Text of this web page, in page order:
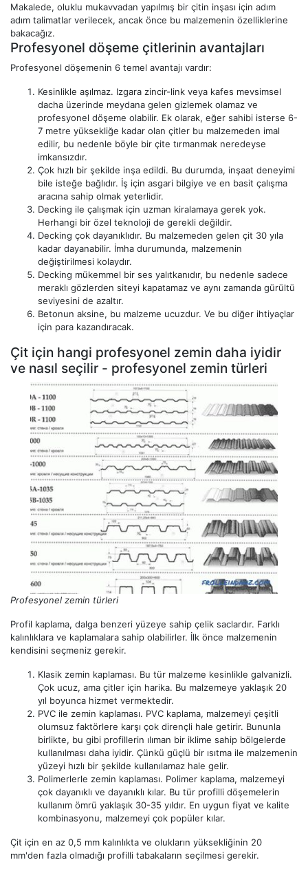
Makalede, oluklu mukavvadan yapılmış bir çitin inşası için adım
adım talimatlar verilecek, ancak önce bu malzemenin özelliklerine
bakacağız.
Profesyonel döşeme çitlerinin avantajları
Profesyonel döşemenin 6 temel avantajı vardır:
Kesinlikle aşılmaz. Izgara zincir-link veya kafes mevsimsel
dacha üzerinde meydana gelen gizlemek olamaz ve
profesyonel döşeme olabilir. Ek olarak, eğer sahibi isterse 6-
7 metre yüksekliğe kadar olan çitler bu malzemeden imal
edilir, bu nedenle böyle bir çite tırmanmak neredeyse
imkansızdır.
Çok hızlı bir şekilde inşa edildi. Bu durumda, inşaat deneyimi
bile isteğe bağlıdır. İş için asgari bilgiye ve en basit çalışma
aracına sahip olmak yeterlidir.
Decking ile çalışmak için uzman kiralamaya gerek yok.
Herhangi bir özel teknoloji de gerekli değildir.
Decking çok dayanıklıdır. Bu malzemeden gelen çit 30 yıla
kadar dayanabilir. İmha durumunda, malzemenin
değiştirilmesi kolaydır.
Decking mükemmel bir ses yalıtkanıdır, bu nedenle sadece
meraklı gözlerden siteyi kapatamaz ve aynı zamanda gürültü
seviyesini de azaltır.
Betonun aksine, bu malzeme ucuzdur. Ve bu diğer ihtiyaçlar
için para kazandıracak.
Çit için hangi profesyonel zemin daha iyidir
ve nasıl seçilir - profesyonel zemin türleri
Profesyonel zemin türleri
Profil kaplama, dalga benzeri yüzeye sahip çelik saclardır. Farklı
kalınlıklara ve kaplamalara sahip olabilirler. İlk önce malzemenin
kendisini seçmeniz gerekir.
Klasik zemin kaplaması. Bu tür malzeme kesinlikle galvanizli.
Çok ucuz, ama çitler için harika. Bu malzemeye yaklaşık 20
yıl boyunca hizmet vermektedir.
PVC ile zemin kaplaması. PVC kaplama, malzemeyi çeşitli
olumsuz faktörlere karşı çok dirençli hale getirir. Bununla
birlikte, bu gibi profillerin ılıman bir iklime sahip bölgelerde
kullanılması daha iyidir. Çünkü güçlü bir ısıtma ile malzemenin
yüzeyi hızlı bir şekilde kullanılamaz hale gelir.
Polimerlerle zemin kaplaması. Polimer kaplama, malzemeyi
çok dayanıklı ve dayanıklı kılar. Bu tür profilli döşemelerin
kullanım ömrü yaklaşık 30-35 yıldır. En uygun fiyat ve kalite
kombinasyonu, malzemeyi çok popüler kılar.
Çit için en az 0,5 mm kalınlıkta ve olukların yüksekliğinin 20
mm'den fazla olmadığı profilli tabakaların seçilmesi gerekir.